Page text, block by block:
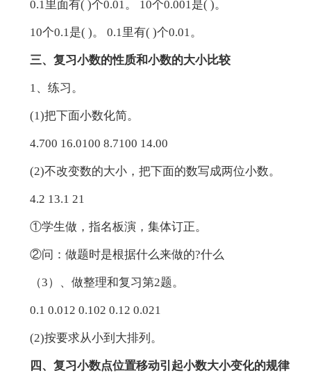
0.1里面有( )个0.01。 10个0.001是( )。
10个0.1是( )。 0.1里有( )个0.01。
三、复习小数的性质和小数的大小比较
1、练习。
(1)把下面小数化简。
4.700 16.0100 8.7100 14.00
(2)不改变数的大小，把下面的数写成两位小数。
4.2 13.1 21
①学生做，指名板演，集体订正。
②问：做题时是根据什么来做的?什么
（3）、做整理和复习第2题。
0.1 0.012 0.102 0.12 0.021
(2)按要求从小到大排列。
四、复习小数点位置移动引起小数大小变化的规律